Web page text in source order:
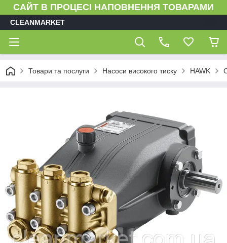
САЙТ В ПРОЦЕСІ НАПОВНЕННЯ ТОВАРАМИ
CLEANMARKET
Товари та послуги Насоси високого тиску HAWK